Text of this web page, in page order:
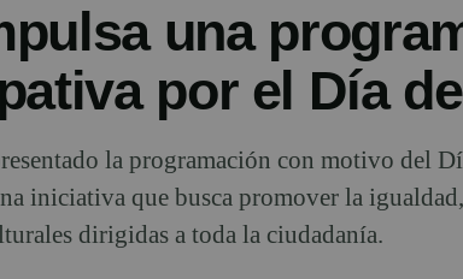
una
por el Día
la programación con motivo del
iniciativa que busca promover la
dirigidas a toda la ciudadanía.